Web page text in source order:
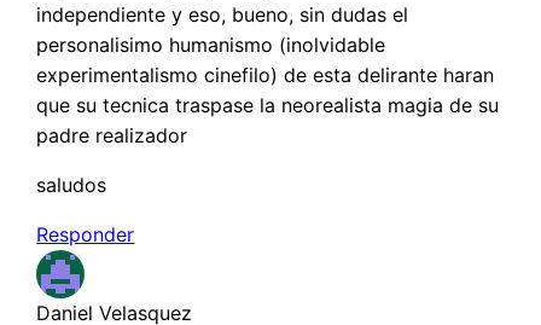
independiente y eso, bueno, sin dudas el
personalisimo humanismo (inolvidable
experimentalismo cinefilo) de esta delirante haran
que su tecnica traspase la neorealista magia de su
padre realizador
saludos
Responder
Daniel Velasquez